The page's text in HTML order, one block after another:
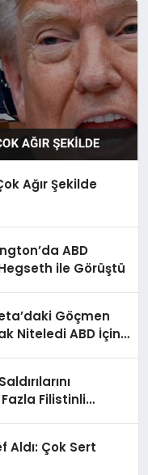
Ağır Şekilde
ABD
ile Görüştü
Göçmen
Niteledi ABD İçin
Fazla Filistinli
Aldı: Çok Sert